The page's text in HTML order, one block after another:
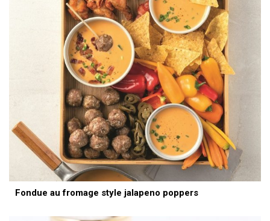
Fondue au fromage style jalapeno poppers